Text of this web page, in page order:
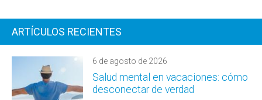
ARTÍCULOS RECIENTES
6 de agosto de 2026
Salud mental en vacaciones: cómo
desconectar de verdad